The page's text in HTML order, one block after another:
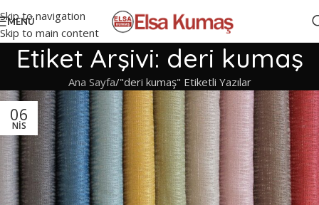
Skip to navigation
Skip to main content
MENÜ
Etiket Arşivi: deri kumaş
Ana Sayfa "deri kumaş" Etiketli Yazılar
06
NIS